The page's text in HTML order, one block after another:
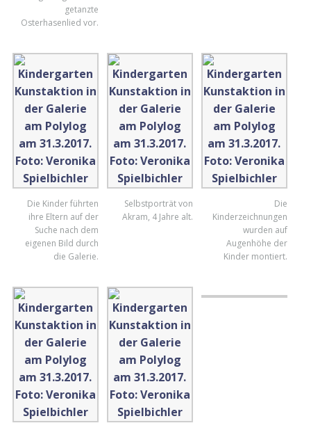
getanzte
Osterhasenlied vor.
Die Kinder führten
ihre Eltern auf der
Suche nach dem
eigenen Bild durch
die Galerie.
Selbstporträt von
Akram, 4 Jahre alt.
Die
Kinderzeichnungen
wurden auf
Augenhöhe der
Kinder montiert.